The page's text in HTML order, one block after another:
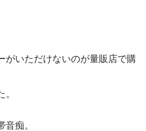
がいただけないのが量販店で購
痴。